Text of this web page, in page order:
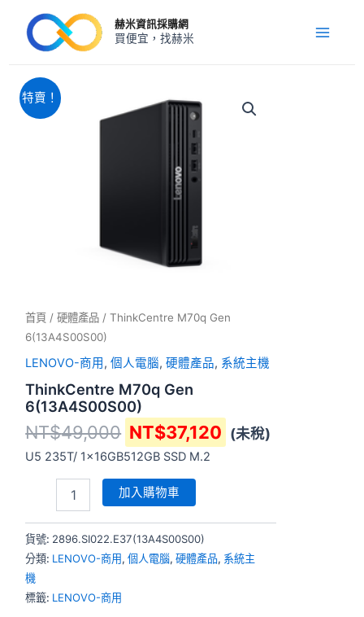
赫米資訊採購網
買便宜，找赫米
Menu
特賣！
首頁 /硬體產品 / ThinkCentre M70q Gen
6(13A4S00S00)
LENOVO-商用 ,個人電腦,硬體產品, 系統主機
ThinkCentre M70q Gen
6(13A4S00S00)
NT$49,000
始
NT$49,000。
NT$37,120
前
(未稅)
U5 235T/ 1x16GB512GB SSD M.2
ThinkCentre
M70q
Gen
加入購物車
貨號: 2896.SI022.E37(13A4S00S00)
分類: LENOVO-商用,個人電腦,硬體產品, 系統主
機
標籤: LENOVO-商用